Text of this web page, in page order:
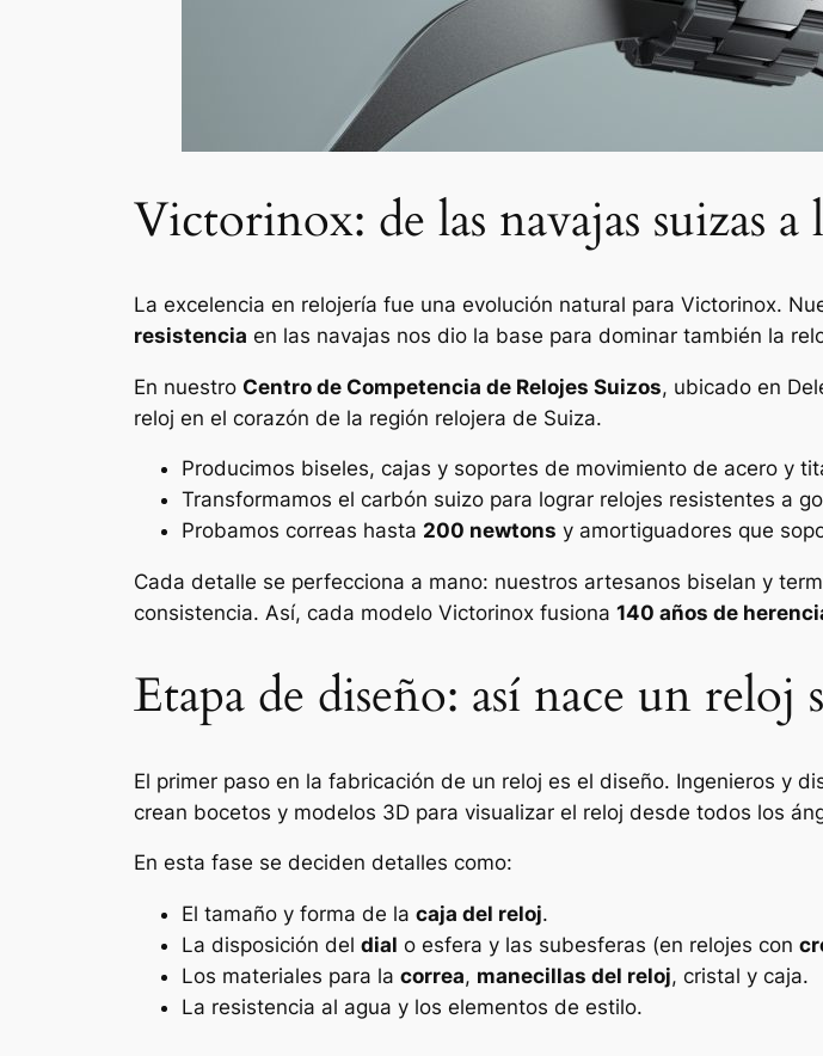
Victorinox: de las navajas suizas a
La excelencia en relojería fue una evolución natural para Victorinox.
resistencia en las navajas nos dio la base para dominar también la
En nuestro Centro de Competencia de Relojes Suizos, ubicado en
reloj en el corazón de la región relojera de Suiza.
Producimos biseles, cajas y soportes de movimiento de acero y
Transformamos el carbón suizo para lograr relojes resistentes a
Probamos correas hasta 200 newtons y amortiguadores que
Cada detalle se perfecciona a mano: nuestros artesanos biselan y
consistencia. Así, cada modelo Victorinox fusiona 140 años de
Etapa de diseño: así nace un reloj
El primer paso en la fabricación de un reloj es el diseño. Ingenieros y
crean bocetos y modelos 3D para visualizar el reloj desde todos los
En esta fase se deciden detalles como:
El tamaño y forma de la caja del reloj.
La disposición del dial o esfera y las subesferas (en relojes con
Los materiales para la correa, manecillas del reloj, cristal y caja.
La resistencia al agua y los elementos de estilo.